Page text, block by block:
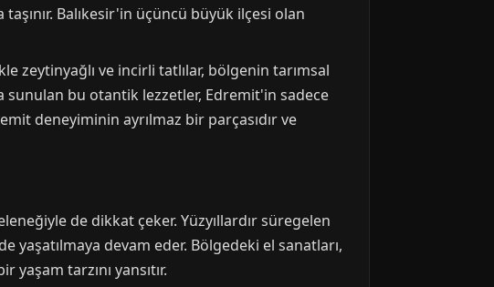
Balıkesir'in üçüncü büyük ilçesi olan
zeytinyağlı ve incirli tatlılar, bölgenin tarımsal
bu otantik lezzetler, Edremit'in sadece
deneyiminin ayrılmaz bir parçasıdır ve
de dikkat çeker. Yüzyıllardır süregelen
devam eder. Bölgedeki el sanatları,
tarzını yansıtır.